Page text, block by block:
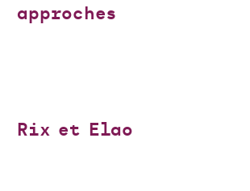
approches
Rix et Elao